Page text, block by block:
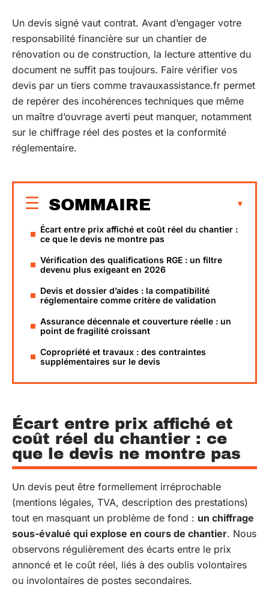
Un devis signé vaut contrat. Avant d’engager votre
responsabilité financière sur un chantier de
rénovation ou de construction, la lecture attentive du
document ne suffit pas toujours. Faire vérifier vos
devis par un tiers comme travauxassistance.fr permet
de repérer des incohérences techniques que même
un maître d’ouvrage averti peut manquer, notamment
sur le chiffrage réel des postes et la conformité
réglementaire.
SOMMAIRE
Écart entre prix affiché et coût réel du chantier :
ce que le devis ne montre pas
Vérification des qualifications RGE : un filtre
devenu plus exigeant en 2026
Devis et dossier d’aides : la compatibilité
réglementaire comme critère de validation
Assurance décennale et couverture réelle : un
point de fragilité croissant
Copropriété et travaux : des contraintes
supplémentaires sur le devis
Écart entre prix affiché et
coût réel du chantier : ce
que le devis ne montre pas
Un devis peut être formellement irréprochable
(mentions légales, TVA, description des prestations)
tout en masquant un problème de fond : un chiffrage
sous-évalué qui explose en cours de chantier. Nous
observons régulièrement des écarts entre le prix
annoncé et le coût réel, liés à des oublis volontaires
ou involontaires de postes secondaires.